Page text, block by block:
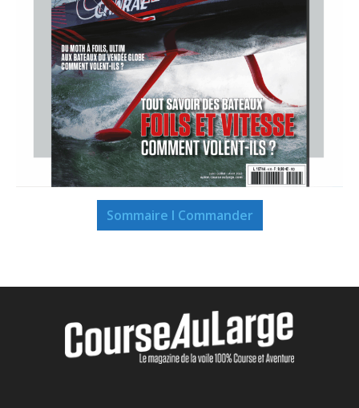
Sommaire I Commander